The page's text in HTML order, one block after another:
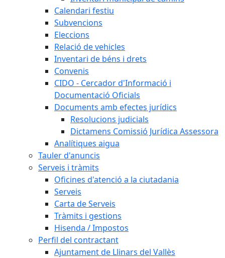
Calendari festiu
Subvencions
Eleccions
Relació de vehicles
Inventari de béns i drets
Convenis
CIDO - Cercador d'Informació i
Documentació Oficials
Documents amb efectes jurídics
Resolucions judicials
Dictamens Comissió Jurídica Assessora
Analítiques aigua
Tauler d'anuncis
Serveis i tràmits
Oficines d'atenció a la ciutadania
Serveis
Carta de Serveis
Tràmits i gestions
Hisenda / Impostos
Perfil del contractant
Ajuntament de Llinars del Vallès